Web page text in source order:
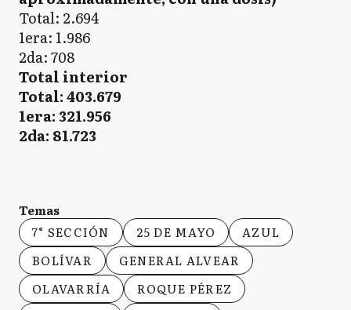
Total: 2.694
1era: 1.986
2da: 708
Total interior
Total: 403.679
1era: 321.956
2da: 81.723
Temas
7° SECCIÓN
25 DE MAYO
AZUL
BOLÍVAR
GENERAL ALVEAR
OLAVARRÍA
ROQUE PÉREZ